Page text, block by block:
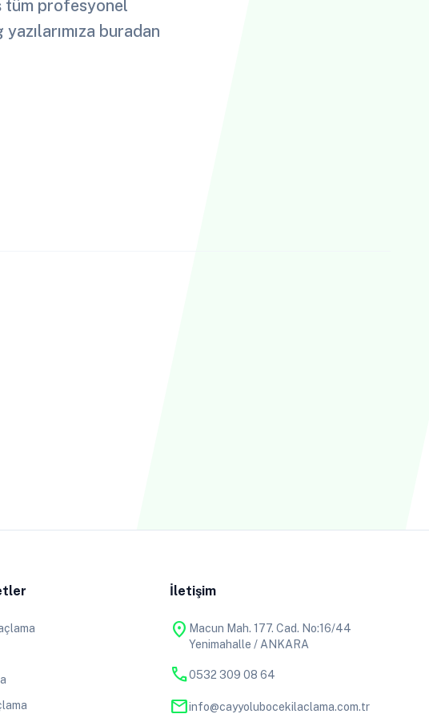
profesyonel
buradan
İletişim
location_on Macun Mah. 177. Cad. No:16/44
Yenimahalle / ANKARA
phone0532 309 08 64
mailinfo@cayyolubocekilaclama.com.tr